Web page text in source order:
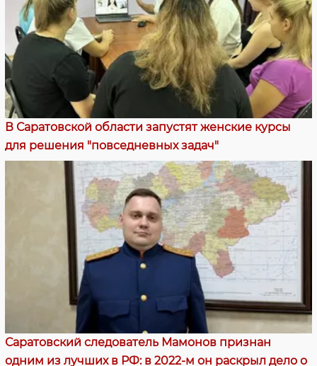
В Саратовской области запустят женские курсы
для решения "повседневных задач"
Саратовский следователь Мамонов признан
одним из лучших в РФ: в 2022-м он раскрыл дело о